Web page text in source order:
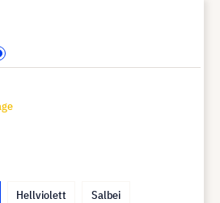
Hellviolett Salbei